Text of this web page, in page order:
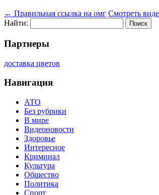
← Правильная ссылка на омг Смотреть
Найти:
Партнеры
доставка цветов
Навигация
АТО
Без рубрики
В мире
Видеоновости
Здоровье
Интересное
Криминал
Культура
Общество
Политика
Спорт